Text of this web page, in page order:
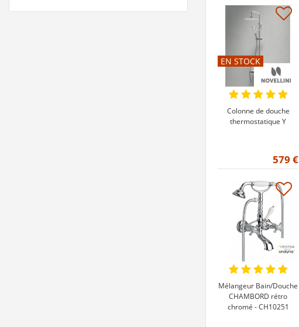
EN STOCK
Colonne de douche
thermostatique Y
579 €
Mélangeur Bain/Douche
CHAMBORD rétro
chromé - CH10251